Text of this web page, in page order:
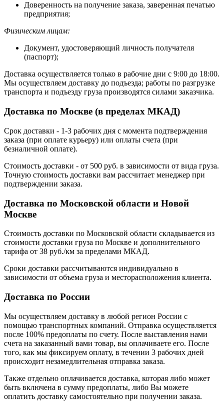
Доверенность на получение заказа, заверенная печатью
предприятия;
Физическим лицам:
Документ, удостоверяющий личность получателя
(паспорт);
Доставка осуществляется только в рабочие дни с 9:00 до 18:00.
Мы осуществляем доставку до подъезда; работы по разгрузке
транспорта и подъезду груза производятся силами заказчика.
Доставка по Москве (в пределах МКАД)
Срок доставки - 1-3 рабочих дня с момента подтверждения
заказа (при оплате курьеру) или оплаты счета (при
безналичной оплате).
Стоимость доставки - от 500 руб. в зависимости от вида груза.
Точную стоимость доставки вам рассчитает менеджер при
подтверждении заказа.
Доставка по Московской области и Новой
Москве
Стоимость доставки по Московской области складывается из
стоимости доставки груза по Москве и дополнительного
тарифа от 38 руб./км за пределами МКАД.
Сроки доставки рассчитываются индивидуально в
зависимости от объема груза и месторасположения клиента.
Доставка по России
Мы осуществляем доставку в любой регион России с
помощью транспортных компаний. Отправка осуществляется
после 100% предоплаты по счету. После выставления нами
счета на заказанный вами товар, вы оплачиваете его. После
того, как мы фиксируем оплату, в течении 3 рабочих дней
происходит незамедлительная отправка заказа.
Также отдельно оплачивается доставка, которая либо может
быть включена в сумму предоплаты, либо Вы можете
оплатить доставку самостоятельно при получении заказа.